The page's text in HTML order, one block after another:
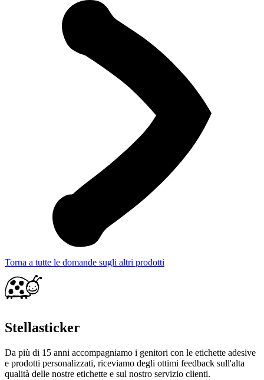
Torna a tutte le domande sugli altri prodotti
Stellasticker
Da più di 15 anni accompagniamo i genitori con le etichette adesive
e prodotti personalizzati, riceviamo degli ottimi feedback sull'alta
qualità delle nostre etichette e sul nostro servizio clienti.